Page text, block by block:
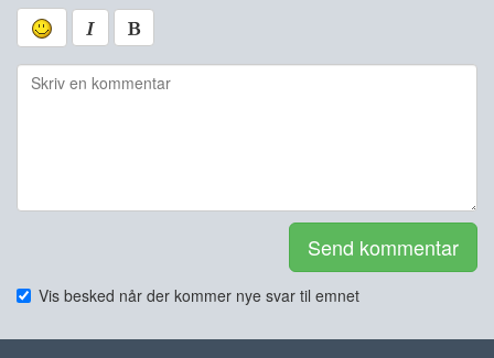
Send kommentar
Vis besked når der kommer nye svar til emnet